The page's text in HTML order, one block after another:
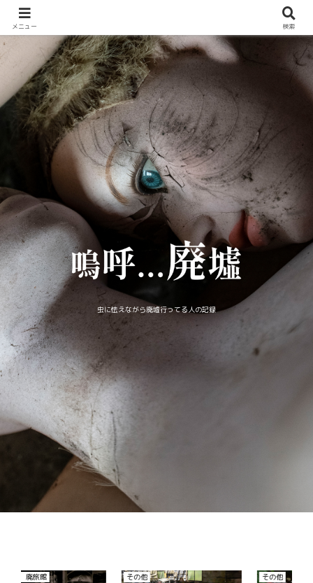
虫に怯えながら廃墟行ってる人の記録
その他 その他
メニュー 検索